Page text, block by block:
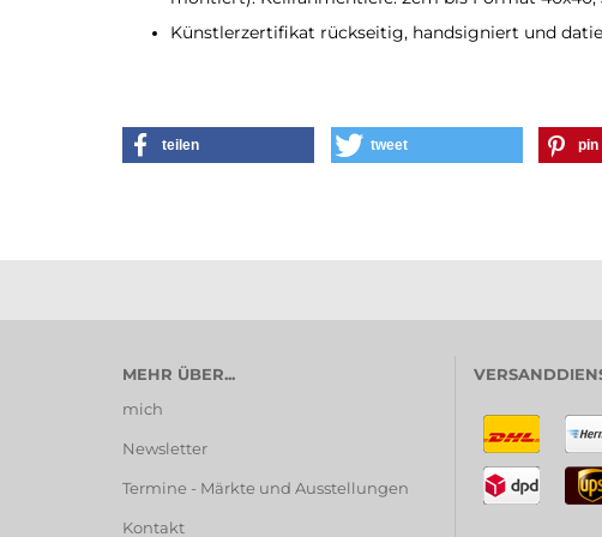
Künstlerzertifikat rückseitig, handsigniert und
teilen tweet pin
MEHR ÜBER...
mich
Newsletter
Termine - Märkte und Ausstellungen
Kontakt